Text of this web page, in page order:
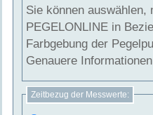
Sie können
PEGELONLINE in Beziehung
Farbgebung der
Genauere
Zeitbezug der Messwerte: